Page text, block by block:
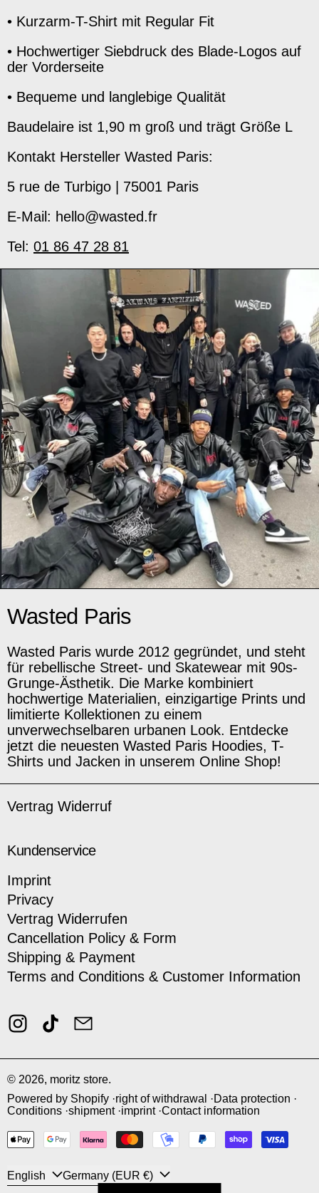
• Kurzarm-T-Shirt mit Regular Fit
• Hochwertiger Siebdruck des Blade-Logos auf
der Vorderseite
• Bequeme und langlebige Qualität
Baudelaire ist 1,90 m groß und trägt Größe L
Kontakt Hersteller Wasted Paris:
5 rue de Turbigo | 75001 Paris
E-Mail: hello@wasted.fr
Tel: 01 86 47 28 81
Wasted Paris
Wasted Paris wurde 2012 gegründet, und steht
für rebellische Street- und Skatewear mit 90s-
Grunge-Ästhetik. Die Marke kombiniert
hochwertige Materialien, einzigartige Prints und
limitierte Kollektionen zu einem
unverwechselbaren urbanen Look. Entdecke
jetzt die neuesten Wasted Paris Hoodies, T-
Shirts und Jacken in unserem Online Shop!
Vertrag Widerruf
Kundenservice
Imprint
Privacy
Vertrag Widerrufen
Cancellation Policy & Form
Shipping & Payment
Terms and Conditions & Customer Information
Instagram
TikTok
© 2026, moritz store.
Powered by Shopify right of withdrawal
Data protection
Conditions shipment imprint Contact information
payment methods
language
English Country/Region
Germany (EUR €)